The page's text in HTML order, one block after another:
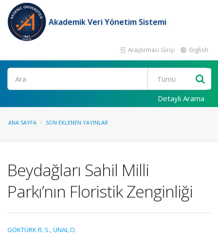
Akademik Veri Yönetim Sistemi
Araştırmacı Girişi English
Ara
Detaylı Arama
ANA SAYFA SON EKLENEN YAYINLAR
Beydağları Sahil Milli
Parkı’nın Floristik Zenginliği
GÖKTÜRK R. S.,ÜNAL O.